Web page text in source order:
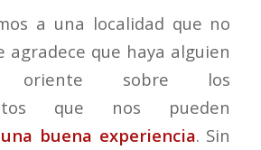
a una localidad que no
agradece que haya alguien
sobre los
que nos pueden
buena experiencia. Sin